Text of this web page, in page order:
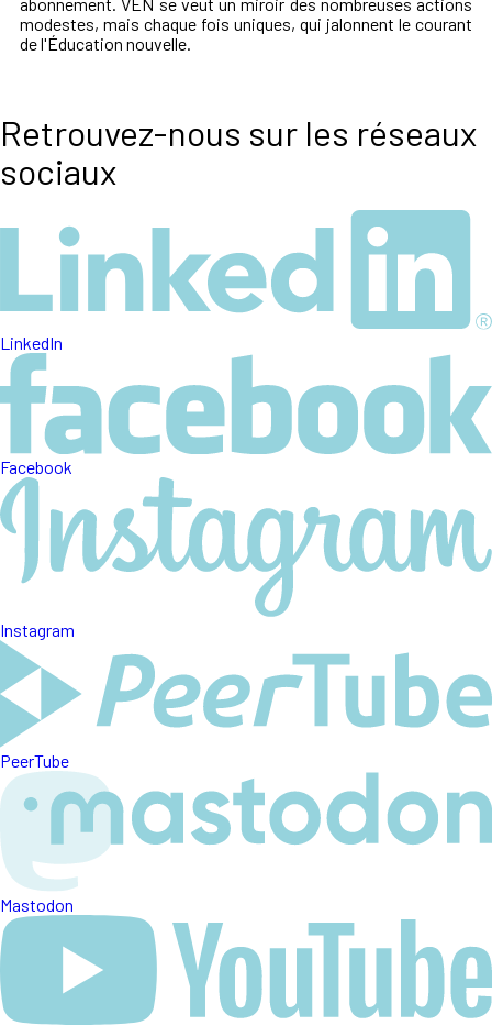
modestes, mais chaque fois uniques, qui jalonnent le courant
de l'Éducation nouvelle.
Retrouvez-nous sur les réseaux
sociaux
LinkedIn
Facebook
Instagram
PeerTube
Mastodon